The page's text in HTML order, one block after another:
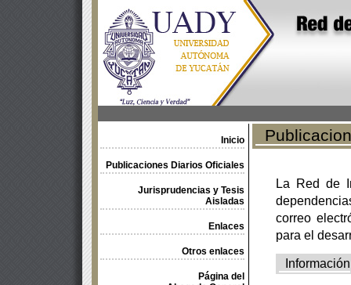
Inicio
Publicaciones Diarios Oficiales
Jurisprudencias y Tesis
Aisladas
Enlaces
Otros enlaces
Página del
La Red de
correo
para el
Información